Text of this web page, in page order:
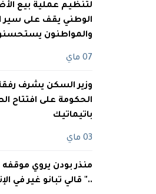
لتنظيم عملية بيع
الوطني يقف على سير
والمواطنون
07 ماي
وزير السكن يشرف
باتيماتيك
03 ماي
منذر بودن يروي
.." قالي تبانو غير في